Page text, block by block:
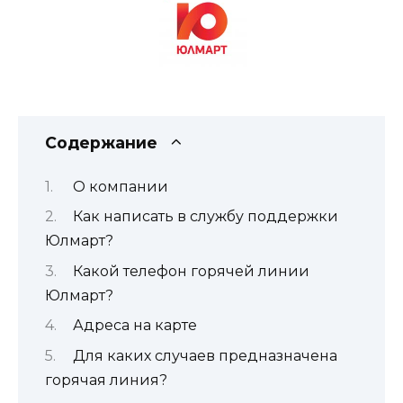
Содержание
О компании
Как написать в службу поддержки
Юлмарт?
Какой телефон горячей линии
Юлмарт?
Адреса на карте
Для каких случаев предназначена
горячая линия?